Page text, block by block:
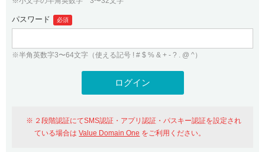
人気ドメインの種類
WHOIS検索
ドメイン・ホスティングOEM
従来のバリュードメインをご利用希望の方
Value Domainにログイン
おすすめ One レンタルサーバーを含む最新の機能を使う方
ユーザー登録
パスワード 必須
※半角英数字3〜64文字（使える記号 ! # $ % & + - ? . @ ^）
２段階認証にてSMS認証・アプリ認証・パスキー認証を設定され
ている場合はValue Domain One をご利用ください。